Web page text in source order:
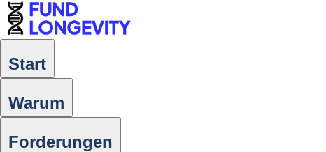
Start
Warum
Forderungen